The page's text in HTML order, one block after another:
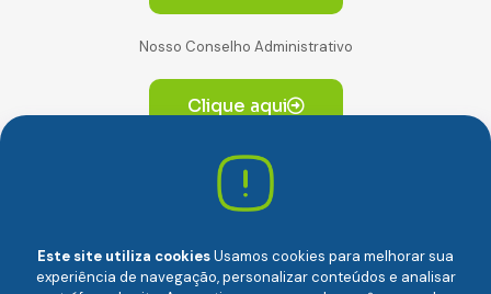
Nosso Conselho Administrativo
Clique aqui
Av. Paulista, 2064. Conjunto 14, (Edifício Paulista) -
CEP 01310-928 Consolação – São Paulo/SP
Este site utiliza cookiesUsamos cookies para melhorar sua
experiência de navegação, personalizar conteúdos e analisar